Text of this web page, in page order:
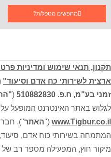
מחפשים מטפל/ת?
תקנון, תנאי שימוש ומדיניות
ארצית לשירותי כח אדם וסיעוד"
זמני בע"מ, ח.פ. 510882830
(
לגלוש באתר האינטרנט המופעל
www.Tigbur.co.il
("האתר").
המתמחה בשירותי כוח אדם,
מיקור חוץ, המפעילה מספר רב של